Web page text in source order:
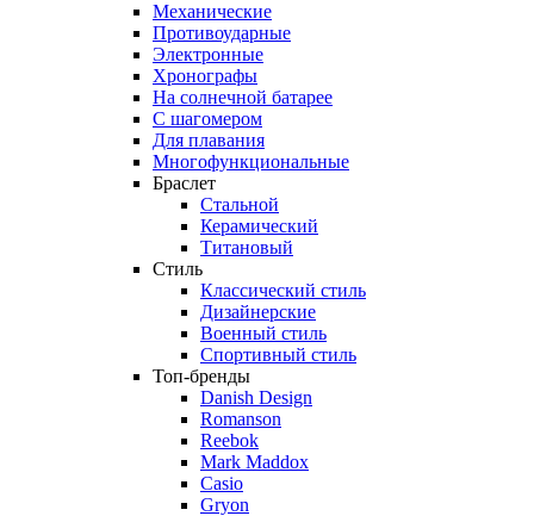
Механические
Противоударные
Электронные
Хронографы
На солнечной батарее
С шагомером
Для плавания
Многофункциональные
Браслет
Стальной
Керамический
Титановый
Стиль
Классический стиль
Дизайнерские
Военный стиль
Спортивный стиль
Топ-бренды
Danish Design
Romanson
Reebok
Mark Maddox
Casio
Gryon